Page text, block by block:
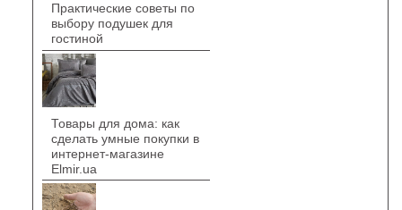
Практические советы по
выбору подушек для
гостиной
Товары для дома: как
сделать умные покупки в
интернет-магазине
Elmir.ua